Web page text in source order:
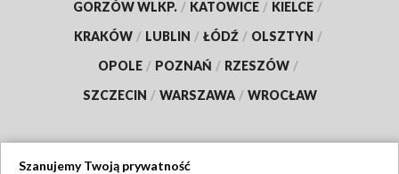
GORZÓW WLKP. / KATOWICE / KIELCE /
KRAKÓW / LUBLIN / ŁÓDŹ / OLSZTYN /
OPOLE / POZNAŃ / RZESZÓW /
SZCZECIN / WARSZAWA / WROCŁAW
Szanujemy Twoją prywatność